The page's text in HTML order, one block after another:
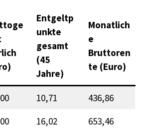
Entgeltp
unkte
gesamt
(45
Jahre)
Monatlich
e
Bruttoren
te (Euro)
10,71
436,86
16,02
653,46